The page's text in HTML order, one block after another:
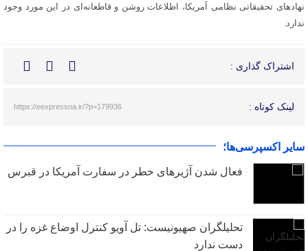
نهادهای تحقیقاتی نظامی آمریکا، اطلاعات روشن و قاطعانه‌ای در این مورد وجود
ندارد.
اشتراک گذاری :
لینک کوتاه : https://eexpressna.ir/?p=179936
سایر اکسپرسی‌ها؛
فعال شدن آژیرهای خطر در سفارت آمریکا در قبرس
تحلیلگران صهیونیست: تل آویو کنترل اوضاع غزه را در
دست ندارد